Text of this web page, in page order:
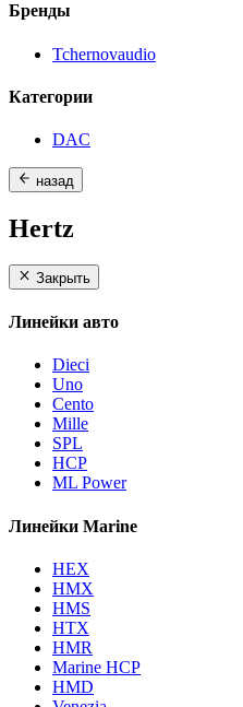
Бренды
Tchernovaudio
Категории
DAC
назад
Hertz
Закрыть
Линейки авто
Dieci
Uno
Cento
Mille
SPL
HCP
ML Power
Линейки Marine
HEX
HMX
HMS
HTX
HMR
Marine HCP
HMD